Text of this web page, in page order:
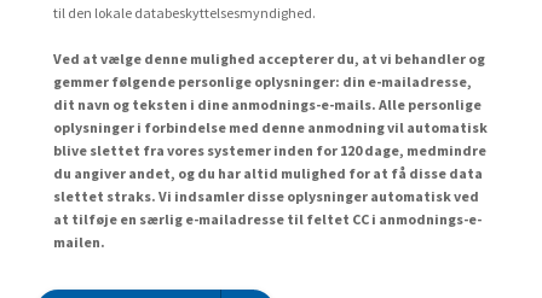
til den lokale databeskyttelsesmyndighed.
Ved at vælge denne mulighed accepterer du, at vi behandler og
gemmer følgende personlige oplysninger: din e-mailadresse,
dit navn og teksten i dine anmodnings-e-mails. Alle personlige
oplysninger i forbindelse med denne anmodning vil automatisk
blive slettet fra vores systemer inden for 120 dage, medmindre
du angiver andet, og du har altid mulighed for at få disse data
slettet straks. Vi indsamler disse oplysninger automatisk ved
at tilføje en særlig e-mailadresse til feltet CC i anmodnings-e-
mailen.